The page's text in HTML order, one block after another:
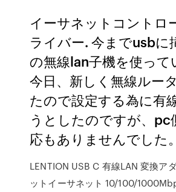
イーサネットコントロ
ライバー. 今までusbに
の無線lan子機を使って
今日、新しく無線ルー
たので設定する為に有
うとしたのですが、pc
応もありませんでした。
LENTION USB C 有線LAN 変換ア
ットイーサネット 10/100/